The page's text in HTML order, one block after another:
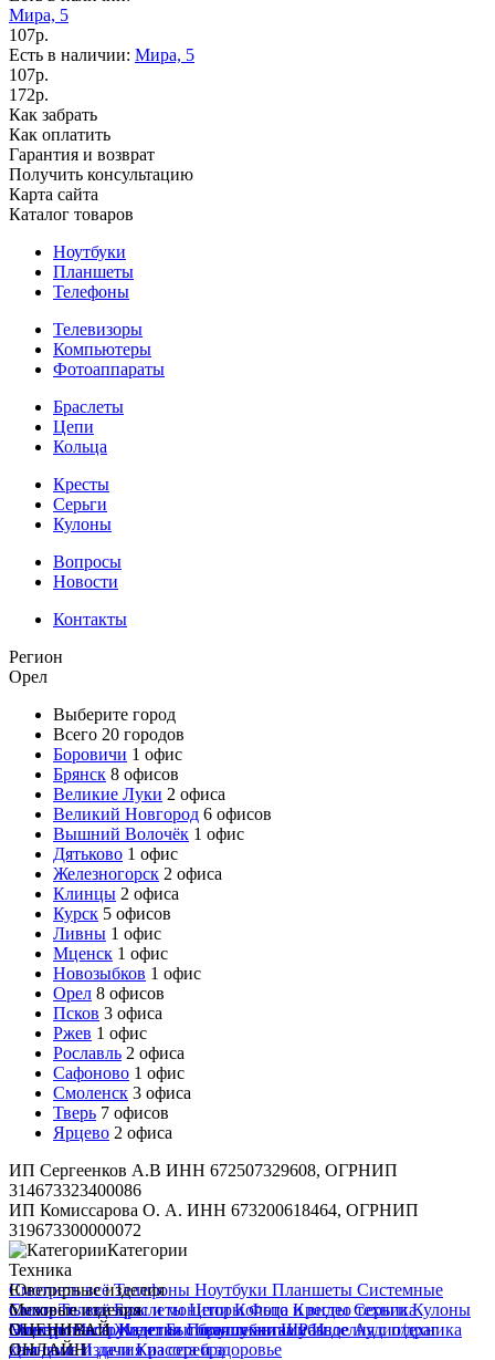
Мира, 5
107р.
Есть в наличии: Мира, 5
107р.
172р.
Как забрать
Как оплатить
Гарантия и возврат
Получить консультацию
Карта сайта
Каталог товаров
Ноутбуки
Планшеты
Телефоны
Телевизоры
Компьютеры
Фотоаппараты
Браслеты
Цепи
Кольца
Кресты
Серьги
Кулоны
Вопросы
Новости
Контакты
Регион
Орел
Выберите город
Всего 20 городов
Боровичи 1 офис
Брянск 8 офисов
Великие Луки 2 офиса
Великий Новгород 6 офисов
Вышний Волочёк 1 офис
Дятьково 1 офис
Железногорск 2 офиса
Клинцы 2 офиса
Курск 5 офисов
Ливны 1 офис
Мценск 1 офис
Новозыбков 1 офис
Орел 8 офисов
Псков 3 офиса
Ржев 1 офис
Рославль 2 офиса
Сафоново 1 офис
Смоленск 3 офиса
Тверь 7 офисов
Ярцево 2 офиса
ИП Сергеенков А.В ИНН 672507329608, ОГРНИП
314673323400086
ИП Комиссарова О. А. ИНН 673200618464, ОГРНИП
319673300000072
Категории
Техника
Смотреть всёТелефоны Ноутбуки Планшеты Системные
блокиТелевизоры и мониторыФото и видео техника
ЭлектроинструментБытовая техникаРазноеАудиотехника
Для дома и дачиКрасота и здоровье
Ювелирные изделия
Смотреть всёБраслетыЦепиКольца КрестыСерьгиКулоны
МонетыЧасыИзделия с бриллиантамиИзделия с п/драг
камнямиИзделия из серебра
Меховые изделия
Смотреть всёЖилеткиПолушубкиШубы
ОЦЕНИВАЙ
ОНЛАЙН